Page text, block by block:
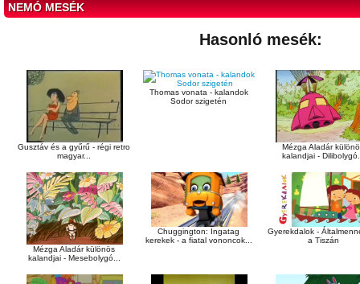
NEMÓ MESÉK
Hasonló mesék:
Gusztáv és a gyűrű - régi retro
magyar...
Thomas vonata - kalandok
Sodor szigetén
Mézga Aladár
kalandjai -
Mézga Aladár különös
kalandjai - Mesebolygó...
Chuggington: Ingatag
kerekek - a fiatal vononcok...
Gyerekdalok -
a Tiszán